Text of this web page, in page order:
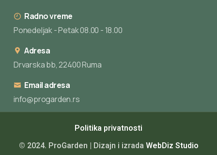
Radno vreme
Ponedeljak - Petak 08.00 - 18.00
Adresa
Drvarska bb, 22400 Ruma
Email adresa
info@progarden.rs
© 2024. ProGarden | Dizajn i izradaWebDiz Studio
Politika privatnosti